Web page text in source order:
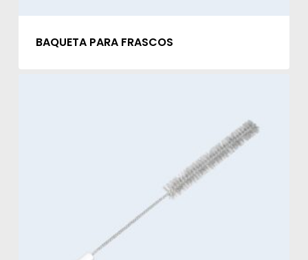
BAQUETA PARA FRASCOS